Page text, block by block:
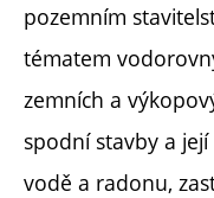
pozemním
tématem
zemních a
spodní stavby a
vodě a radonu,